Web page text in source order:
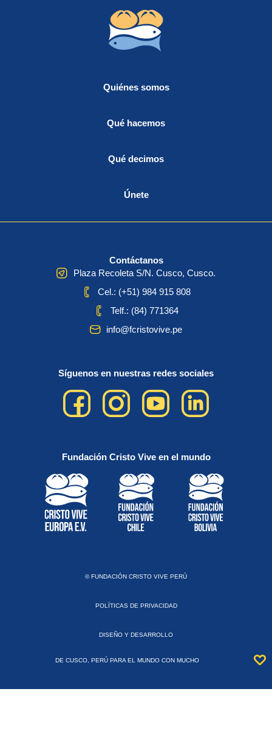
Quiénes somos
Qué hacemos
Qué decimos
Únete
Contáctanos
Plaza Recoleta S/N. Cusco, Cusco.
Cel.: (+51) 984 915 808
Telf.: (84) 771364
info@fcristovive.pe
Síguenos en nuestras redes sociales
Fundación Cristo Vive en el mundo
© FUNDACIÓN CRISTO VIVE PERÚ
POLÍTICAS DE PRIVACIDAD
DISEÑO Y DESARROLLO
DE CUSCO, PERÚ PARA EL MUNDO CON MUCHO